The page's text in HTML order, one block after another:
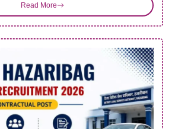
Read More